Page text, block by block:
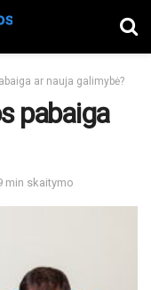
ar nauja galimybė?
pabaiga
min skaitymo